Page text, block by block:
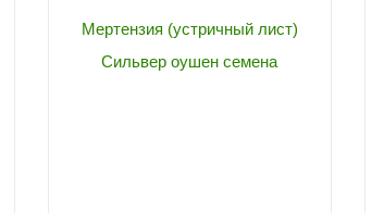
Мертензия (устричный лист)
Сильвер оушен семена